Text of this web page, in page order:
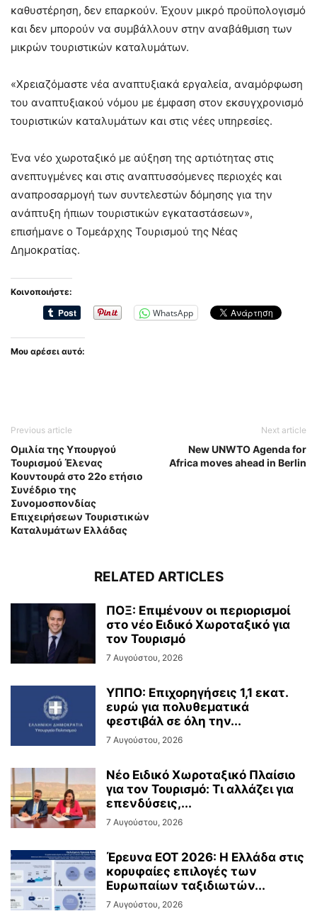
καθυστέρηση, δεν επαρκούν. Έχουν μικρό προϋπολογισμό
και δεν μπορούν να συμβάλλουν στην αναβάθμιση των
μικρών τουριστικών καταλυμάτων.
«Χρειαζόμαστε νέα αναπτυξιακά εργαλεία, αναμόρφωση
του αναπτυξιακού νόμου με έμφαση στον εκσυγχρονισμό
τουριστικών καταλυμάτων και στις νέες υπηρεσίες.
Ένα νέο χωροταξικό με αύξηση της αρτιότητας στις
ανεπτυγμένες και στις αναπτυσσόμενες περιοχές και
αναπροσαρμογή των συντελεστών δόμησης για την
ανάπτυξη ήπιων τουριστικών εγκαταστάσεων»,
επισήμανε ο Τομεάρχης Τουρισμού της Νέας
Δημοκρατίας.
Κοινοποιήστε:
WhatsApp
Μου αρέσει αυτό:
Previous article
Ομιλία της Υπουργού
Τουρισμού Έλενας
Κουντουρά στο 22ο ετήσιο
Συνέδριο της
Συνομοσπονδίας
Επιχειρήσεων Τουριστικών
Καταλυμάτων Ελλάδας
Next article
New UNWTO Agenda for
Africa moves ahead in Berlin
RELATED ARTICLES
ΠΟΞ: Επιμένουν οι περιορισμοί
στο νέο Ειδικό Χωροταξικό για
τον Τουρισμό
7 Αυγούστου, 2026
ΥΠΠΟ: Επιχορηγήσεις 1,1 εκατ.
ευρώ για πολυθεματικά
φεστιβάλ σε όλη την...
7 Αυγούστου, 2026
Νέο Ειδικό Χωροταξικό Πλαίσιο
για τον Τουρισμό: Τι αλλάζει για
επενδύσεις,...
7 Αυγούστου, 2026
Έρευνα ΕΟΤ 2026: Η Ελλάδα στις
κορυφαίες επιλογές των
Ευρωπαίων ταξιδιωτών...
7 Αυγούστου, 2026